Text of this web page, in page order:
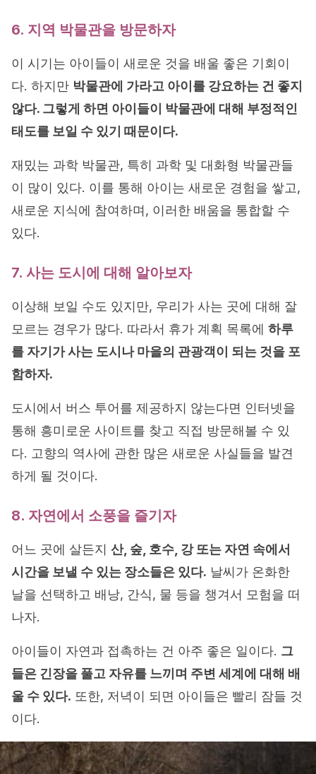
6. 지역 박물관을 방문하자
이 시기는 아이들이 새로운 것을 배울 좋은 기회이
다. 하지만 박물관에 가라고 아이를 강요하는 건 좋지
않다. 그렇게 하면 아이들이 박물관에 대해 부정적인
태도를 보일 수 있기 때문이다.
재밌는 과학 박물관, 특히 과학 및 대화형 박물관들
이 많이 있다. 이를 통해 아이는 새로운 경험을 쌓고,
새로운 지식에 참여하며, 이러한 배움을 통합할 수
있다.
7. 사는 도시에 대해 알아보자
이상해 보일 수도 있지만, 우리가 사는 곳에 대해 잘
모르는 경우가 많다. 따라서 휴가 계획 목록에 하루
를 자기가 사는 도시나 마을의 관광객이 되는 것을 포
함하자.
도시에서 버스 투어를 제공하지 않는다면 인터넷을
통해 흥미로운 사이트를 찾고 직접 방문해볼 수 있
다. 고향의 역사에 관한 많은 새로운 사실들을 발견
하게 될 것이다.
8. 자연에서 소풍을 즐기자
어느 곳에 살든지 산, 숲, 호수, 강 또는 자연 속에서
시간을 보낼 수 있는 장소들은 있다. 날씨가 온화한
날을 선택하고 배낭, 간식, 물 등을 챙겨서 모험을 떠
나자.
아이들이 자연과 접촉하는 건 아주 좋은 일이다. 그
들은 긴장을 풀고 자유를 느끼며 주변 세계에 대해 배
울 수 있다. 또한, 저녁이 되면 아이들은 빨리 잠들 것
이다.